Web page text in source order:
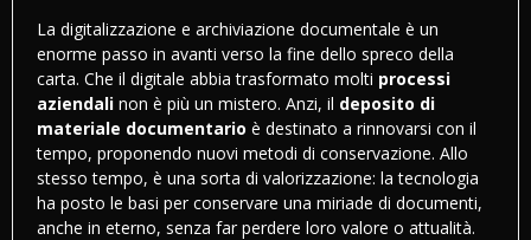
La digitalizzazione e archiviazione documentale è un
enorme passo in avanti verso la fine dello spreco della
carta. Che il digitale abbia trasformato molti processi
aziendali non è più un mistero. Anzi, il deposito di
materiale documentario è destinato a rinnovarsi con il
tempo, proponendo nuovi metodi di conservazione. Allo
stesso tempo, è una sorta di valorizzazione: la tecnologia
ha posto le basi per conservare una miriade di documenti,
anche in eterno, senza far perdere loro valore o attualità.